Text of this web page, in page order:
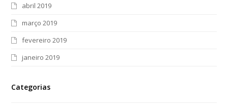
abril 2019
março 2019
fevereiro 2019
janeiro 2019
Categorias